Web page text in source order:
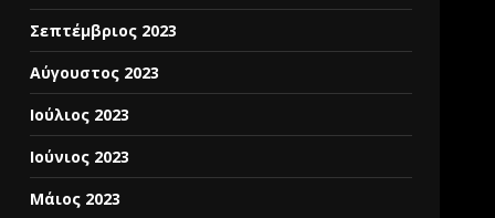
Σεπτέμβριος 2023
Αύγουστος 2023
Ιούλιος 2023
Ιούνιος 2023
Μάιος 2023